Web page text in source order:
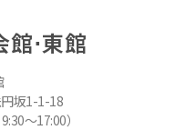
⋅東館
坂1-1-18
～17:00）